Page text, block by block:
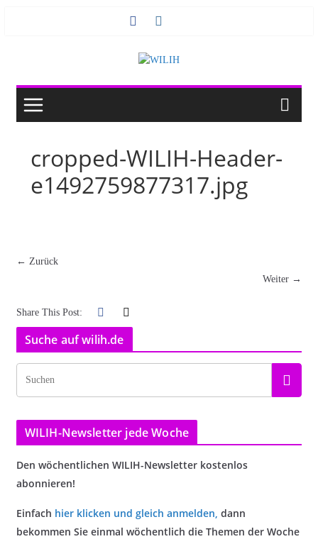
cropped-WILIH-Header-
e1492759877317.jpg
← Zurück
Weiter →
Share This Post:
Suche auf wilih.de
WILIH-Newsletter jede Woche
Den wöchentlichen WILIH-Newsletter kostenlos
abonnieren!
Einfach hier klicken und gleich anmelden, dann
bekommen Sie einmal wöchentlich die Themen der Woche